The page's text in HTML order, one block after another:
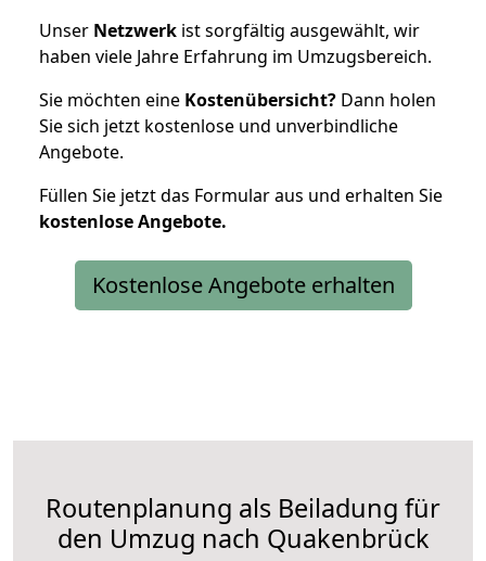
Unser Netzwerk ist sorgfältig ausgewählt, wir
haben viele Jahre Erfahrung im Umzugsbereich.
Sie möchten eine Kostenübersicht? Dann holen
Sie sich jetzt kostenlose und unverbindliche
Angebote.
Füllen Sie jetzt das Formular aus und erhalten Sie
kostenloseAngebote.
Kostenlose Angebote erhalten
Routenplanung als Beiladung für
den Umzug nach Quakenbrück